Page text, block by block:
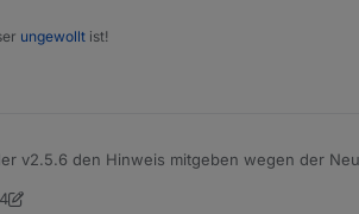
kamen, scheint als wird ein Wert
ungewollt ist!
v2.5.6 den Hinweis mitgeben wegen der
Mai 2023, 22:50